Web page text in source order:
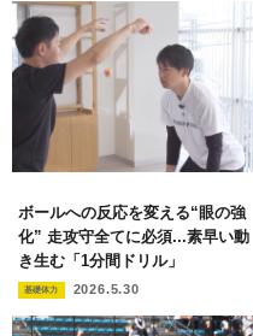
ボールへの反応を変える“眼の強
化” 走攻守全てに必須...素早い動
き生む「1分間ドリル」
基礎体力 2026.5.30